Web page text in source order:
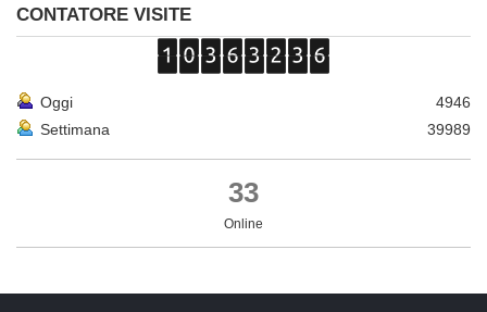
CONTATORE VISITE
Oggi
4946
Settimana
39989
33
Online